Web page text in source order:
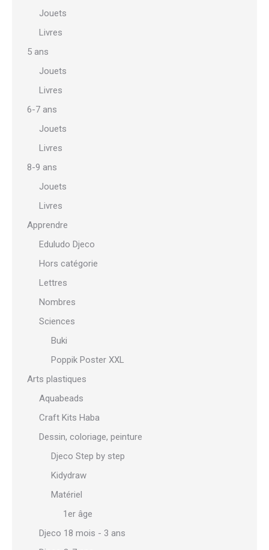
Jouets
Livres
5 ans
Jouets
Livres
6-7 ans
Jouets
Livres
8-9 ans
Jouets
Livres
Apprendre
Eduludo Djeco
Hors catégorie
Lettres
Nombres
Sciences
Buki
Poppik Poster XXL
Arts plastiques
Aquabeads
Craft Kits Haba
Dessin, coloriage, peinture
Djeco Step by step
Kidydraw
Matériel
1er âge
Djeco 18 mois - 3 ans